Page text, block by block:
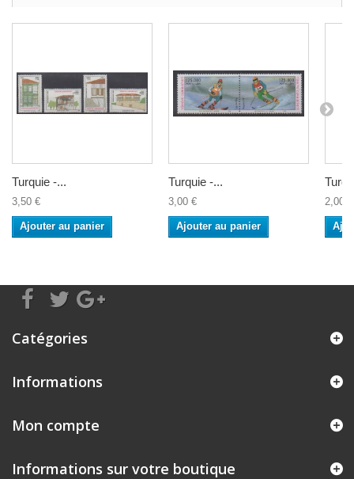
Turquie -...
3,50 €
Ajouter au panier
Turquie -...
3,00 €
Ajouter au panier
2,00 €
Catégories
Informations
Mon compte
Informations sur votre boutique